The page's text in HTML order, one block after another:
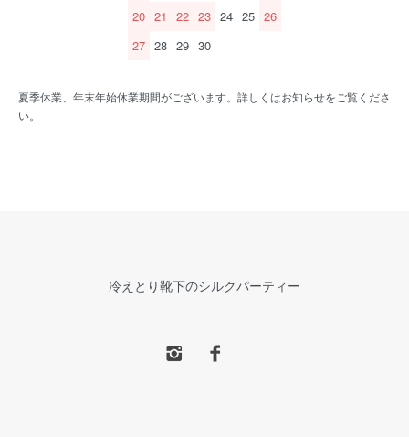
20 21 22 23 24 25 26
27 28 29 30
夏季休業、年末年始休業期間がございます。詳しくはお知らせをご覧くださ
い。
冷えとり靴下のシルクパーティー